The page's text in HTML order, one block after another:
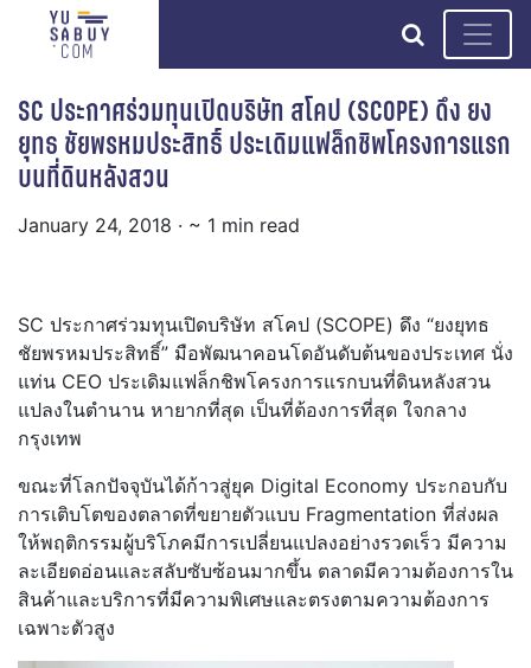
search
SC ประกาศร่วมทุนเปิดบริษัท สโคป (SCOPE) ดึง ยง
ยุทธ ชัยพรหมประสิทธิ์ ประเดิมแฟล็กชิพโครงการแรก
บนที่ดินหลังสวน
January 24, 2018 · ~ 1 min read
SC ประกาศร่วมทุนเปิดบริษัท สโคป (SCOPE) ดึง “ยงยุทธ
ชัยพรหมประสิทธิ์” มือพัฒนาคอนโดอันดับต้นของประเทศ นั่ง
แท่น CEO ประเดิมแฟล็กชิพโครงการแรกบนที่ดินหลังสวน
แปลงในตำนาน หายากที่สุด เป็นที่ต้องการที่สุด ใจกลาง
กรุงเทพ
ขณะที่โลกปัจจุบันได้ก้าวสู่ยุค Digital Economy ประกอบกับ
การเติบโตของตลาดที่ขยายตัวแบบ Fragmentation ที่ส่งผล
ให้พฤติกรรมผู้บริโภคมีการเปลี่ยนแปลงอย่างรวดเร็ว มีความ
ละเอียดอ่อนและสลับซับซ้อนมากขึ้น ตลาดมีความต้องการใน
สินค้าและบริการที่มีความพิเศษและตรงตามความต้องการ
เฉพาะตัวสูง